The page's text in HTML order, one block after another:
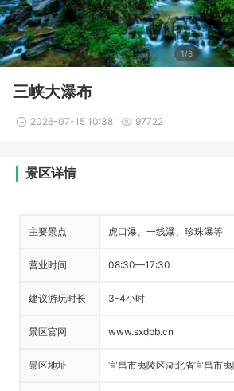
1/8
三峡大瀑布
2026-07-15 10:38 97722
景区详情
主要景点 虎口瀑、一线瀑、珍珠瀑等
营业时间 08:30—17:30
建议游玩时长 3-4小时
景区官网 www.sxdpb.cn
景区地址 宜昌市夷陵区湖北省宜昌市